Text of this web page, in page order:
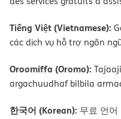
Tiếng Việt (Vietnamese):
các dịch vụ hỗ trợ ngôn
Oroomiffa (Oromo):
argachuudhaf bilbila
한국어 (Korean): 무료 언